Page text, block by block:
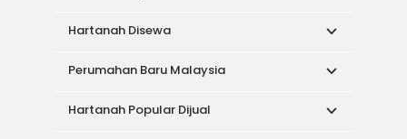
Hartanah Disewa
Perumahan Baru Malaysia
Hartanah Popular Dijual